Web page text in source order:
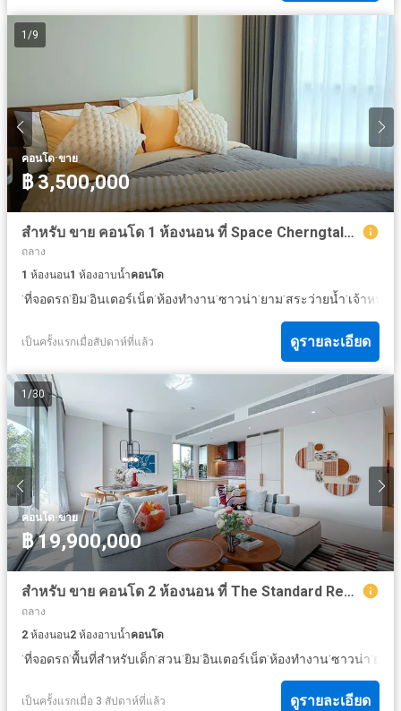
1 /9
คอนโด·ขาย
฿ 3,500,000
สำหรับ ขาย คอนโด 1 ห้องนอน ที่ Space Cherngtalay Condominium
ถลาง
1 ห้องนอน1 ห้องอาบน้ำคอนโด
·ที่จอดรถ·ยิม·อินเตอร์เน็ต·ห้องทำงาน·ซาวน่า·ยาม·สระว่ายน้ำ·เจ้าหน้า
เป็นครั้งแรกเมื่อสัปดาห์ที่แล้ว ดูรายละเอียด
1 /30
คอนโด·ขาย
฿ 19,900,000
สำหรับ ขาย คอนโด 2 ห้องนอน ที่ The Standard Residences
ถลาง
2 ห้องนอน2 ห้องอาบน้ำคอนโด
·ที่จอดรถ·พื้นที่สำหรับเด็ก·สวน·ยิม·อินเตอร์เน็ต·ห้องทำงาน·ซาวน่า·ยาม
เป็นครั้งแรกเมื่อ 3 สัปดาห์ที่แล้ว ดูรายละเอียด